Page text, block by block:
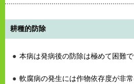
耕種的防除
本病は発病後の防除は極めて困難で
軟腐病の発生には作物依存度が非